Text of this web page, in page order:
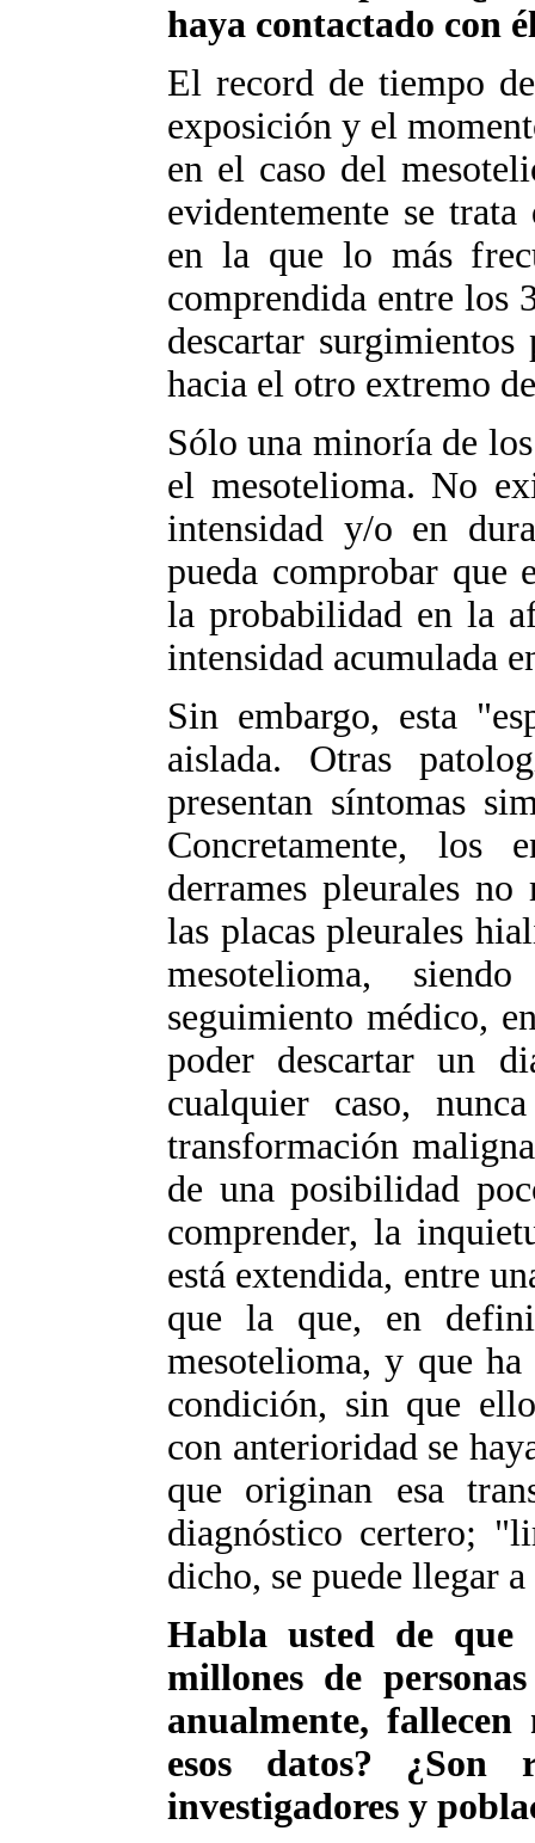
haya contactado con
El record de tiempo
exposición y el
en el caso del
evidentemente se
en la que lo más
comprendida entre los
descartar
hacia el otro extremo
Sólo una minoría de
el mesotelioma. No
intensidad y/o en
pueda comprobar que
la probabilidad en la
intensidad acumulada
Sin embargo, esta
aislada. Otras
presentan síntomas
Concretamente, los
derrames pleurales
las placas pleurales
mesotelioma,
seguimiento médico,
poder descartar un
cualquier caso,
transformación
de una posibilidad
comprender, la
está extendida, entre
que la que, en
mesotelioma, y que
condición, sin que
con anterioridad se
que originan esa
diagnóstico certero;
dicho, se puede llegar
Habla usted de que
millones de
anualmente, fallecen
esos datos? ¿Son
investigadores y